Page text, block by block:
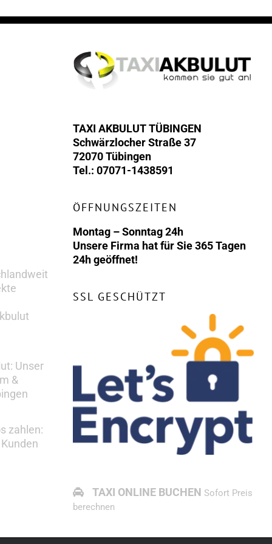
Unser
&
zahlen:
TAXI AKBULUT TÜBINGEN
Schwärzlocher Straße 37
72070 Tübingen
Tel.: 07071-1438591
ÖFFNUNGSZEITEN
Montag – Sonntag 24h
Unsere Firma hat für Sie 365 Tagen
24h geöffnet!
SSL GESCHÜTZT
TAXI ONLINE BUCHEN Sofort Preis
berechnen